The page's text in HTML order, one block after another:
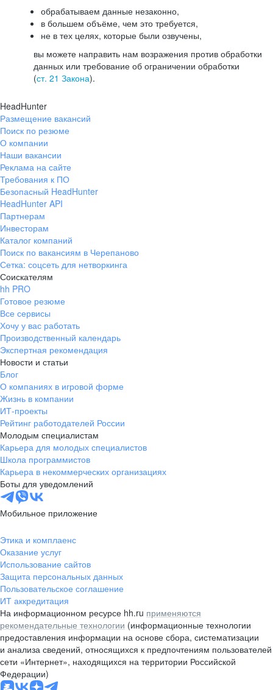
обрабатываем данные незаконно,
в большем объёме, чем это требуется,
не в тех целях, которые были озвучены,
вы можете направить нам возражения против обработки
данных или требование об ограничении обработки
(ст. 21 Закона).
HeadHunter
Размещение вакансий
Поиск по резюме
О компании
Наши вакансии
Реклама на сайте
Требования к ПО
Безопасный HeadHunter
HeadHunter API
Партнерам
Инвесторам
Каталог компаний
Поиск по вакансиям в Черепаново
Сетка: соцсеть для нетворкинга
Соискателям
hh PRO
Готовое резюме
Все сервисы
Хочу у вас работать
Производственный календарь
Экспертная рекомендация
Новости и статьи
Блог
О компаниях в игровой форме
Жизнь в компании
ИТ-проекты
Рейтинг работодателей России
Молодым специалистам
Карьера для молодых специалистов
Школа программистов
Карьера в некоммерческих организациях
Боты для уведомлений
Мобильное приложение
Этика и комплаенс
Оказание услуг
Использование сайтов
Защита персональных данных
Пользовательское соглашение
ИТ аккредитация
На информационном ресурсе hh.ru применяются
рекомендательные технологии (информационные технологии
предоставления информации на основе сбора, систематизации
и анализа сведений, относящихся к предпочтениям пользователей
сети «Интернет», находящихся на территории Российской
Федерации)